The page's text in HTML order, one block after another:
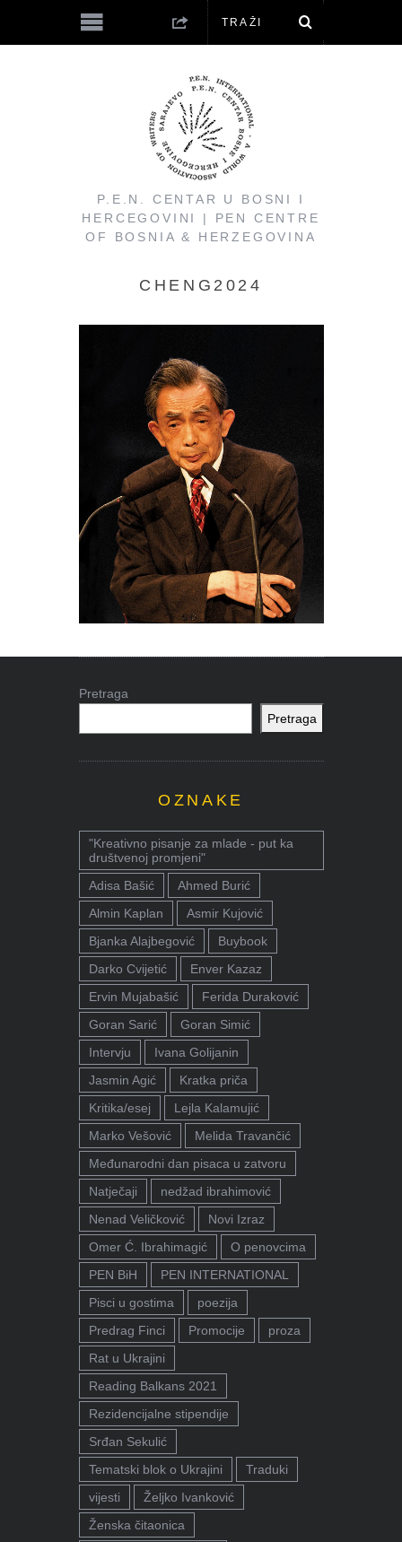
P.E.N. CENTAR U BOSNI I
HERCEGOVINI | PEN CENTRE
OF BOSNIA & HERZEGOVINA
CHENG2024
Pretraga
Pretraga
OZNAKE
"Kreativno pisanje za mlade - put ka
društvenoj promjeni"
Adisa Bašić
Ahmed Burić
Almin Kaplan
Asmir Kujović
Bjanka Alajbegović
Buybook
Darko Cvijetić
Enver Kazaz
Ervin Mujabašić
Ferida Duraković
Goran Sarić
Goran Simić
Intervju
Ivana Golijanin
Jasmin Agić
Kratka priča
Kritika/esej
Lejla Kalamujić
Marko Vešović
Melida Travančić
Međunarodni dan pisaca u zatvoru
Natječaji
nedžad ibrahimović
Nenad Veličković
Novi Izraz
Omer Ć. Ibrahimagić
O penovcima
PEN BiH
PEN INTERNATIONAL
Pisci u gostima
poezija
Predrag Finci
Promocije
proza
Rat u Ukrajini
Reading Balkans 2021
Rezidencijalne stipendije
Srđan Sekulić
Tematski blok o Ukrajini
Traduki
vijesti
Željko Ivanković
Ženska čitaonica